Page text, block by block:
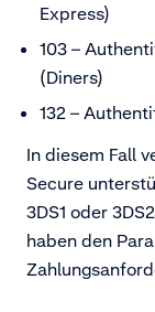
Express)
103 –
(Diners)
132 –
In diesem Fall
Secure
3DS1 oder
haben den